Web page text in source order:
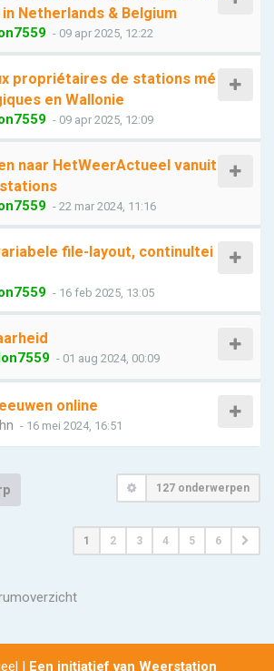
Netherlands & Belgium
- 09 apr 2025, 12:22
propriétaires de stations mé
en Wallonie
- 09 apr 2025, 12:09
naar HetWeerActueel vanuit
- 22 mar 2024, 11:16
file-layout, continuItei
- 16 feb 2025, 13:05
- 01 aug 2024, 00:09
online
- 16 mei 2024, 16:51
127 onderwerpen
1 2 3 4 5 6
| Een initiatief van Weerstation